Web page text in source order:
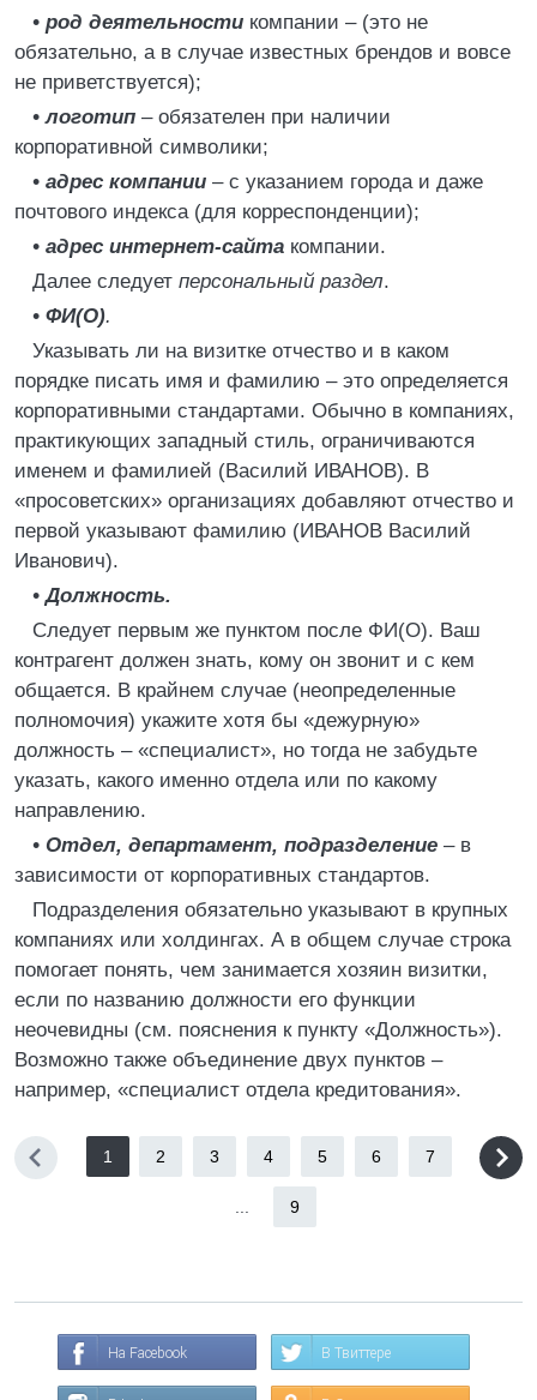
• род деятельности компании – (это не
обязательно, а в случае известных брендов и вовсе
не приветствуется);
• логотип – обязателен при наличии
корпоративной символики;
• адрес компании – с указанием города и даже
почтового индекса (для корреспонденции);
• адрес интернет-сайта компании.
Далее следует персональный раздел.
• ФИ(О).
Указывать ли на визитке отчество и в каком
порядке писать имя и фамилию – это определяется
корпоративными стандартами. Обычно в компаниях,
практикующих западный стиль, ограничиваются
именем и фамилией (Василий ИВАНОВ). В
«просоветских» организациях добавляют отчество и
первой указывают фамилию (ИВАНОВ Василий
Иванович).
• Должность.
Следует первым же пунктом после ФИ(О). Ваш
контрагент должен знать, кому он звонит и с кем
общается. В крайнем случае (неопределенные
полномочия) укажите хотя бы «дежурную»
должность – «специалист», но тогда не забудьте
указать, какого именно отдела или по какому
направлению.
• Отдел, департамент, подразделение – в
зависимости от корпоративных стандартов.
Подразделения обязательно указывают в крупных
компаниях или холдингах. А в общем случае строка
помогает понять, чем занимается хозяин визитки,
если по названию должности его функции
неочевидны (см. пояснения к пункту «Должность»).
Возможно также объединение двух пунктов –
например, «специалист отдела кредитования».
1 2 3 4 5 6 7
9
На Facebook В Твиттере